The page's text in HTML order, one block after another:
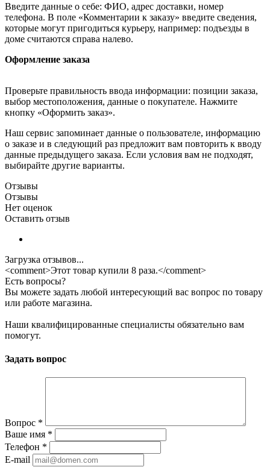
Введите данные о себе: ФИО, адрес доставки, номер
телефона. В поле «Комментарии к заказу» введите сведения,
которые могут пригодиться курьеру, например: подъезды в
доме считаются справа налево.
Оформление заказа
Проверьте правильность ввода информации: позиции заказа,
выбор местоположения, данные о покупателе. Нажмите
кнопку «Оформить заказ».
Наш сервис запоминает данные о пользователе, информацию
о заказе и в следующий раз предложит вам повторить к вводу
данные предыдущего заказа. Если условия вам не подходят,
выбирайте другие варианты.
Отзывы
Отзывы
Нет оценок
Оставить отзыв
Загрузка отзывов...
<comment>Этот товар купили 8 раза.</comment>
Есть вопросы?
Вы можете задать любой интересующий вас вопрос по товару
или работе магазина.
Наши квалифицированные специалисты обязательно вам
помогут.
Задать вопрос
Вопрос *
Ваше имя *
Телефон *
E-mail